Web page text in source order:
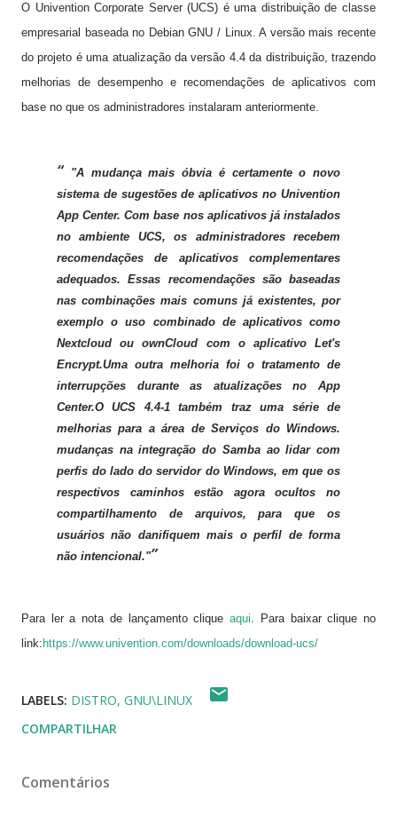
O Univention Corporate Server (UCS) é uma distribuição de classe
empresarial baseada no Debian GNU / Linux. A versão mais recente
do projeto é uma atualização da versão 4.4 da distribuição, trazendo
melhorias de desempenho e recomendações de aplicativos com
base no que os administradores instalaram anteriormente.
"A mudança mais óbvia é certamente o novo
sistema de sugestões de aplicativos no Univention
App Center. Com base nos aplicativos já instalados
no ambiente UCS, os administradores recebem
recomendações de aplicativos complementares
adequados. Essas recomendações são baseadas
nas combinações mais comuns já existentes, por
exemplo o uso combinado de aplicativos como
Nextcloud ou ownCloud com o aplicativo Let's
Encrypt.Uma outra melhoria foi o tratamento de
interrupções durante as atualizações no App
Center.O UCS 4.4-1 também traz uma série de
melhorias para a área de Serviços do Windows.
mudanças na integração do Samba ao lidar com
perfis do lado do servidor do Windows, em que os
respectivos caminhos estão agora ocultos no
compartilhamento de arquivos, para que os
usuários não danifiquem mais o perfil de forma
não intencional."
Para ler a nota de lançamento cliqueaqui. Para baixar clique no
link: https://www.univention.com/downloads/download-ucs/
LABELS: DISTRO GNU\LINUX
COMPARTILHAR
Comentários